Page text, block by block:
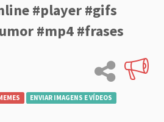
#player #gifs
#mp4 #frases
ENVIAR IMAGENS E VÍDEOS